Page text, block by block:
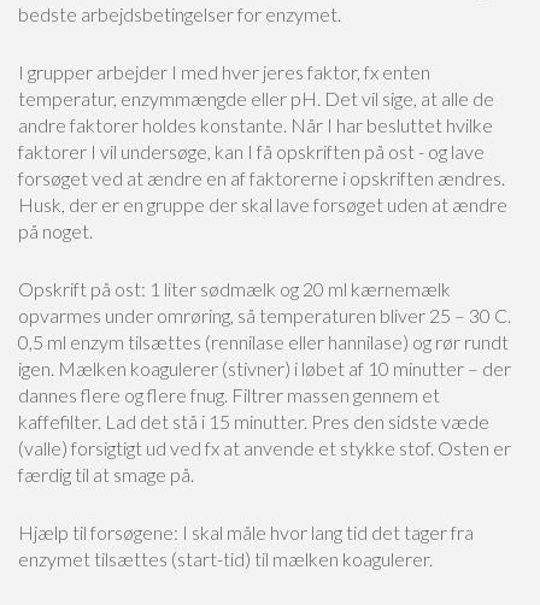
bedste arbejdsbetingelser for enzymet.
I grupper arbejder I med hver jeres faktor, fx enten
temperatur, enzymmængde eller pH. Det vil sige, at alle de
andre faktorer holdes konstante. Når I har besluttet hvilke
faktorer I vil undersøge, kan I få opskriften på ost - og lave
forsøget ved at ændre en af faktorerne i opskriften ændres.
Husk, der er en gruppe der skal lave forsøget uden at ændre
på noget.
Opskrift på ost: 1 liter sødmælk og 20 ml kærnemælk
opvarmes under omrøring, så temperaturen bliver 25 – 30 C.
0,5 ml enzym tilsættes (rennilase eller hannilase) og rør rundt
igen. Mælken koagulerer (stivner) i løbet af 10 minutter – der
dannes flere og flere fnug. Filtrer massen gennem et
kaffefilter. Lad det stå i 15 minutter. Pres den sidste væde
(valle) forsigtigt ud ved fx at anvende et stykke stof. Osten er
færdig til at smage på.
Hjælp til forsøgene: I skal måle hvor lang tid det tager fra
enzymet tilsættes (start-tid) til mælken koagulerer.